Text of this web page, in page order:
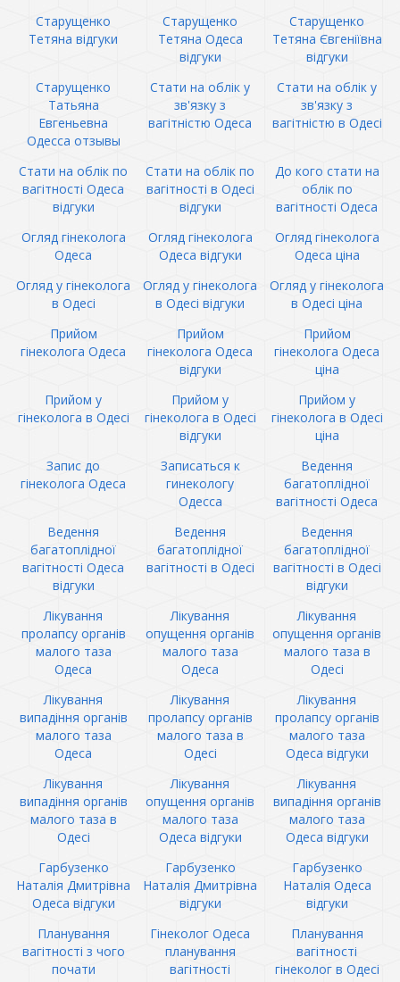
Старущенко
Тетяна відгуки
Старущенко
Тетяна Одеса
відгуки
Старущенко
Тетяна Євгеніївна
відгуки
Старущенко
Татьяна
Евгеньевна
Одесса отзывы
Стати на облік у
зв'язку з
вагітністю Одеса
Стати на облік у
зв'язку з
вагітністю в Одесі
Стати на облік по
вагітності Одеса
відгуки
Стати на облік по
вагітності в Одесі
відгуки
До кого стати на
облік по
вагітності Одеса
Огляд гінеколога
Одеса
Огляд гінеколога
Одеса відгуки
Огляд гінеколога
Одеса ціна
Огляд у гінеколога
в Одесі
Огляд у гінеколога
в Одесі відгуки
Огляд у гінеколога
в Одесі ціна
Прийом
гінеколога Одеса
Прийом
гінеколога Одеса
відгуки
Прийом
гінеколога Одеса
ціна
Прийом у
гінеколога в Одесі
Прийом у
гінеколога в Одесі
відгуки
Прийом у
гінеколога в Одесі
ціна
Запис до
гінеколога Одеса
Записаться к
гинекологу
Одесса
Ведення
багатоплідної
вагітності Одеса
Ведення
багатоплідної
вагітності Одеса
відгуки
Ведення
багатоплідної
вагітності в Одесі
Ведення
багатоплідної
вагітності в Одесі
відгуки
Лікування
пролапсу органів
малого таза
Одеса
Лікування
опущення органів
малого таза
Одеса
Лікування
опущення органів
малого таза в
Одесі
Лікування
випадіння органів
малого таза
Одеса
Лікування
пролапсу органів
малого таза в
Одесі
Лікування
пролапсу органів
малого таза
Одеса відгуки
Лікування
випадіння органів
малого таза в
Одесі
Лікування
опущення органів
малого таза
Одеса відгуки
Лікування
випадіння органів
малого таза
Одеса відгуки
Гарбузенко
Наталія Дмитрівна
Одеса відгуки
Гарбузенко
Наталія Дмитрівна
відгуки
Гарбузенко
Наталія Одеса
відгуки
Планування
вагітності з чого
почати
Гінеколог Одеса
планування
вагітності
Планування
вагітності
гінеколог в Одесі